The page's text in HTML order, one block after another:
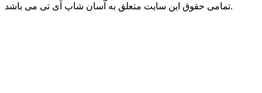
تمامی حقوق این سایت متعلق به آسان شاپ آی تی می باشد.